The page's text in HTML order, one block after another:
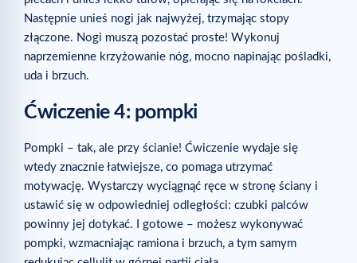
Następnie unieś nogi jak najwyżej, trzymając stopy
złączone. Nogi muszą pozostać proste! Wykonuj
naprzemienne krzyżowanie nóg, mocno napinając pośladki,
uda i brzuch.
Ćwiczenie 4: pompki
Pompki – tak, ale przy ścianie! Ćwiczenie wydaje się
wtedy znacznie łatwiejsze, co pomaga utrzymać
motywację. Wystarczy wyciągnąć ręce w stronę ściany i
ustawić się w odpowiedniej odległości: czubki palców
powinny jej dotykać. I gotowe – możesz wykonywać
pompki, wzmacniając ramiona i brzuch, a tym samym